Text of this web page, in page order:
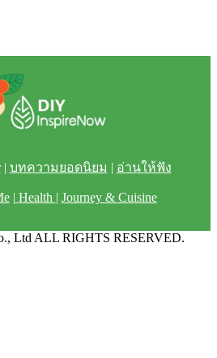
| บทความยอดนิยม | อ่านให้ฟัง
| Health | Journey & Cuisine
Ltd ALL RIGHTS RESERVED.